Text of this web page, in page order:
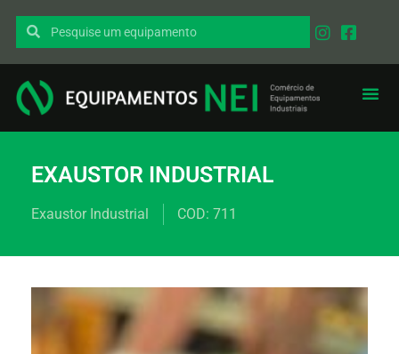
EXAUSTOR INDUSTRIAL
Exaustor Industrial COD: 711